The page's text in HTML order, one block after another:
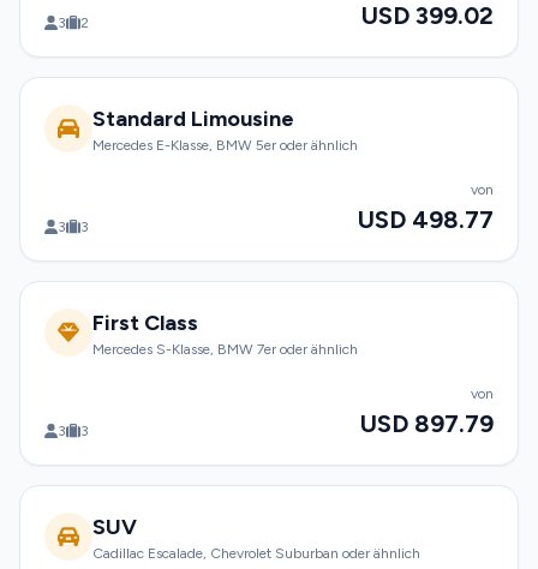
3 2 USD 399.02
Standard Limousine
Mercedes E-Klasse, BMW 5er oder ähnlich
3 3
von
USD 498.77
First Class
Mercedes S-Klasse, BMW 7er oder ähnlich
3 3
von
USD 897.79
SUV
Cadillac Escalade, Chevrolet Suburban oder ähnlich